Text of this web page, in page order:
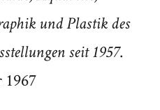
und Plastik des
seit 1957.